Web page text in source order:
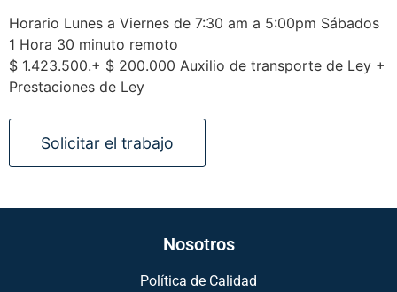
Horario Lunes a Viernes de 7:30 am a 5:00pm Sábados
1 Hora 30 minuto remoto
$ 1.423.500.+ $ 200.000 Auxilio de transporte de Ley +
Prestaciones de Ley
Nosotros
Política de Calidad